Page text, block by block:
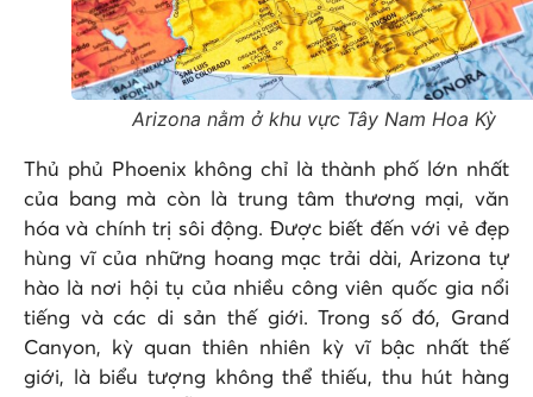
Arizona nằm ở khu vực Tây Nam Hoa Kỳ
Thủ phủ Phoenix không chỉ là thành phố lớn nhất
của bang mà còn là trung tâm thương mại, văn
hóa và chính trị sôi động. Được biết đến với vẻ đẹp
hùng vĩ của những hoang mạc trải dài, Arizona tự
hào là nơi hội tụ của nhiều công viên quốc gia nổi
tiếng và các di sản thế giới. Trong số đó, Grand
Canyon, kỳ quan thiên nhiên kỳ vĩ bậc nhất thế
giới, là biểu tượng không thể thiếu, thu hút hàng